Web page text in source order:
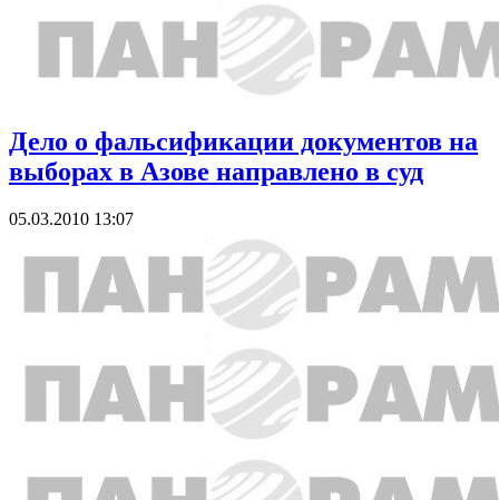
Дело о фальсификации документов на
выборах в Азове направлено в суд
05.03.2010 13:07